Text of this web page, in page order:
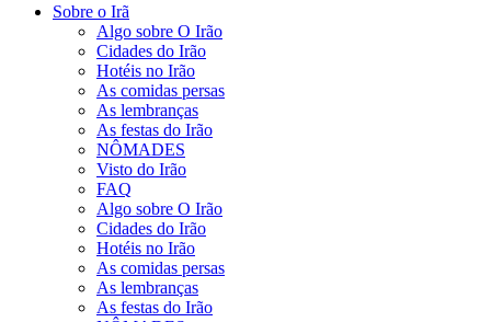
Sobre o Irã
Algo sobre O Irão
Cidades do Irão
Hotéis no Irão
As comidas persas
As lembranças
As festas do Irão
NÔMADES
Visto do Irão
FAQ
Algo sobre O Irão
Cidades do Irão
Hotéis no Irão
As comidas persas
As lembranças
As festas do Irão